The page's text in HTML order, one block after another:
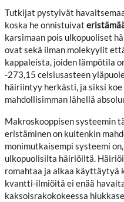
Tutkijat pystyivät
koska he onnistuivat
karsimaan pois ulkopuoliset
ovat sekä ilman molekyylit
kappaleista, joiden lämpötila
-273,15 celsiusasteen
häiriintyy herkästi, ja siksi
mahdollisimman lähellä
Makroskooppisen systeemin
eristäminen on kuitenkin
monimutkaisempi systeemi
ulkopuolisilta häiriöiltä.
romahtaa ja alkaa käyttäytyä
kvantti-ilmiöitä ei enää
kaksoisrakokokeessa